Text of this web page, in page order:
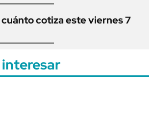
cuánto cotiza este viernes 7